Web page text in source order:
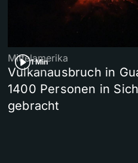
1 Min
Mittelamerika
Vulkanausbruch in
1400 Personen in
gebracht